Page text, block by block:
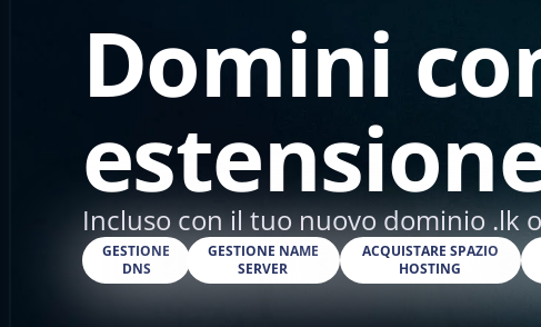
Domini
Incluso con il tuo nuovo dominio .lk
GESTIONE
DNS
GESTIONE NAME
SERVER
ACQUISTARE SPAZIO
HOSTING